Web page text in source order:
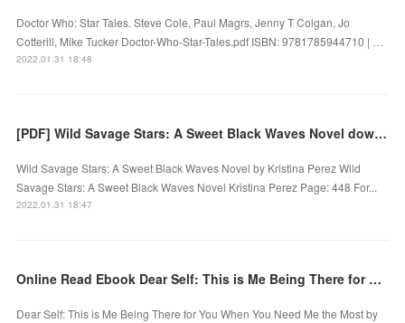
Doctor Who: Star Tales. Steve Cole, Paul Magrs, Jenny T Colgan, Jo
Cotterill, Mike Tucker Doctor-Who-Star-Tales.pdf ISBN: 9781785944710 | …
2022.01.31 18:48
[PDF] Wild Savage Stars: A Sweet Black Waves Novel download
Wild Savage Stars: A Sweet Black Waves Novel by Kristina Perez Wild
Savage Stars: A Sweet Black Waves Novel Kristina Perez Page: 448 For...
2022.01.31 18:47
Online Read Ebook Dear Self: This is Me Being There for You When You Need Me the Most
Dear Self: This is Me Being There for You When You Need Me the Most by